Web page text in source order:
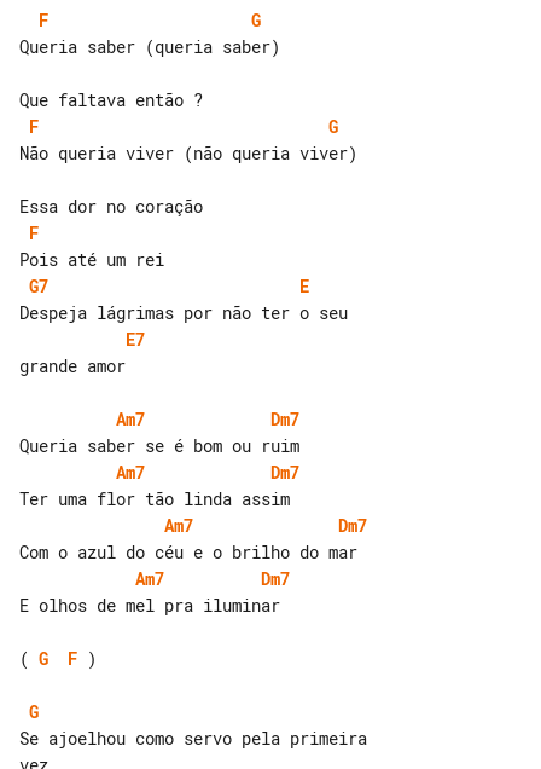
F
G
Queria saber (queria saber)
F
G
Não queria viver (não queria viver)
F
G7
E
E7
grande amor
Am7
Dm7
Am7
Dm7
Am7
Dm7
Am7
Dm7
E olhos de mel pra iluminar
( G F )
G
Se ajoelhou como servo pela primeira